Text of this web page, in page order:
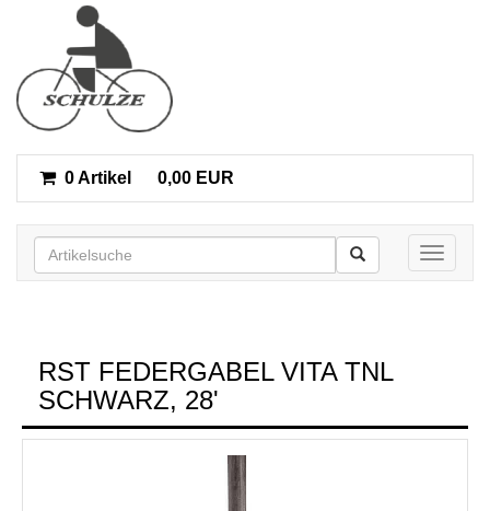
0 Artikel 0,00 EUR
Toggle
RST FEDERGABEL VITA TNL
SCHWARZ, 28'